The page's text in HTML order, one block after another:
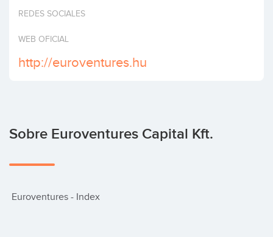
Invertir
REDES SOCIALES
WEB OFICIAL
http://euroventures.hu
Sobre Euroventures Capital Kft.
Euroventures - Index